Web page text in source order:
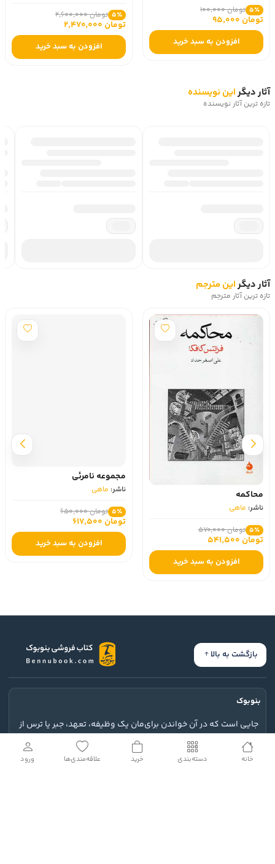
ورود علاقه‌مندی‌ها خرید دسته‌بندی خانه
5٪ تومان 100,000
تومان 95,000
افزودن به سبد خرید
5٪ تومان 2,600,000
تومان 2,470,000
افزودن به سبد خرید
آثار دیگر این نویسنده
تازه ترین آثار نویسنده
آثار دیگراین مترجم
تازه ترین آثار مترجم
محاکمه
ناشر: ماهی
5٪ تومان 570,000
تومان 541,500
افزودن به سبد خرید
مجموعه نامرئی
ناشر: ماهی
5٪ تومان 650,000
تومان 617,500
افزودن به سبد خرید
بازگشت به بالا
بنوبوک
جایی است که در آن خواندن برای‌مان یک وظیفه، تعهد، جبر یا ترس از
جا ماندن از قافله کتابخوان‌ها نباشد.